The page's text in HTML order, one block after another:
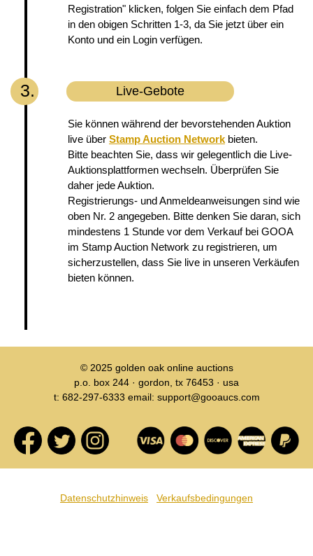
Registration" klicken, folgen Sie einfach dem Pfad
in den obigen Schritten 1-3, da Sie jetzt über ein
Konto und ein Login verfügen.
3. Live-Gebote
Sie können während der bevorstehenden Auktion
live über Stamp Auction Network bieten.
Bitte beachten Sie, dass wir gelegentlich die Live-
Auktionsplattformen wechseln. Überprüfen Sie
daher jede Auktion.
Registrierungs- und Anmeldeanweisungen sind wie
oben Nr. 2 angegeben. Bitte denken Sie daran, sich
mindestens 1 Stunde vor dem Verkauf bei GOOA
im Stamp Auction Network zu registrieren, um
sicherzustellen, dass Sie live in unseren Verkäufen
bieten können.
© 2025 golden oak online auctions
p.o. box 244 · gordon, tx 76453 · usa
t: 682-297-6333 email: support@gooaucs.com
Datenschutzhinweis Verkaufsbedingungen